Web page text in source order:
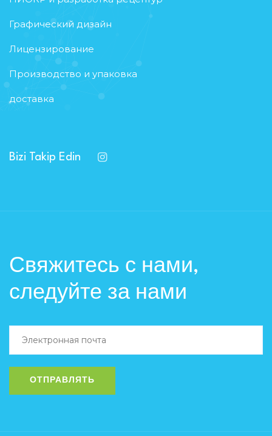
Графический дизайн
Лицензирование
Производство и упаковка
доставка
Bizi Takip Edin
Свяжитесь с нами,
следуйте за нами